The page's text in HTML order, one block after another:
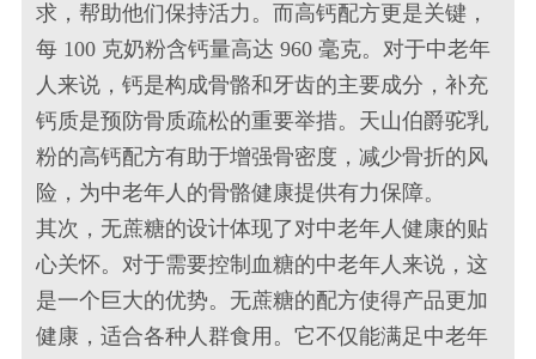
求，帮助他们保持活力。而高钙配方更是关键，
每 100 克奶粉含钙量高达 960 毫克。对于中老年
人来说，钙是构成骨骼和牙齿的主要成分，补充
钙质是预防骨质疏松的重要举措。天山伯爵驼乳
粉的高钙配方有助于增强骨密度，减少骨折的风
险，为中老年人的骨骼健康提供有力保障。
其次，无蔗糖的设计体现了对中老年人健康的贴
心关怀。对于需要控制血糖的中老年人来说，这
是一个巨大的优势。无蔗糖的配方使得产品更加
健康，适合各种人群食用。它不仅能满足中老年